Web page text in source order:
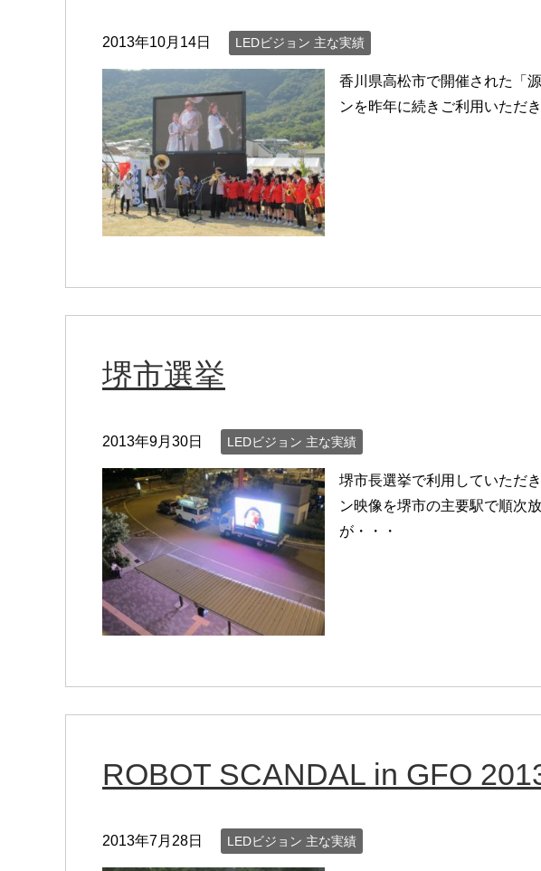
2013年10月14日 LEDビジョン 主な実績
香川県高松市で開催された「
ンを昨年に続きご利用いただ
堺市選挙
2013年9月30日 LEDビジョン 主な実績
堺市長選挙で利用していただ
ン映像を堺市の主要駅で順次
が・・・
ROBOT SCANDAL in GFO
2013年7月28日 LEDビジョン 主な実績